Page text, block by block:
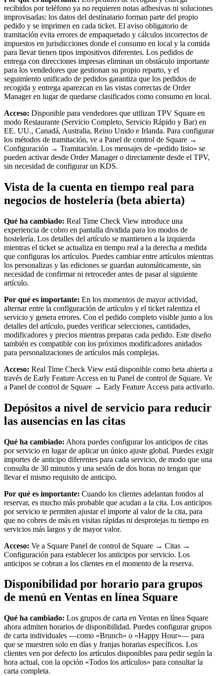
recibidos por teléfono ya no requieren notas adhesivas ni soluciones
improvisadas: los datos del destinatario forman parte del propio
pedido y se imprimen en cada ticket. El aviso obligatorio de
tramitación evita errores de empaquetado y cálculos incorrectos de
impuestos en jurisdicciones donde el consumo en local y la comida
para llevar tienen tipos impositivos diferentes. Los pedidos de
entrega con direcciones impresas eliminan un obstáculo importante
para los vendedores que gestionan su propio reparto, y el
seguimiento unificado de pedidos garantiza que los pedidos de
recogida y entrega aparezcan en las vistas correctas de Order
Manager en lugar de quedarse clasificados como consumo en local.
Acceso: Disponible para vendedores que utilizan TPV Square en
modo Restaurante (Servicio Completo, Servicio Rápido y Bar) en
EE. UU., Canadá, Australia, Reino Unido e Irlanda. Para configurar
los métodos de tramitación, ve a Panel de control de Square →
Configuración → Tramitación. Los mensajes de «pedido listo» se
pueden activar desde Order Manager o directamente desde el TPV,
sin necesidad de configurar un KDS.
Vista de la cuenta en tiempo real para
negocios de hostelería (beta abierta)
Qué ha cambiado: Real Time Check View introduce una
experiencia de cobro en pantalla dividida para los modos de
hostelería. Los detalles del artículo se mantienen a la izquierda
mientras el ticket se actualiza en tiempo real a la derecha a medida
que configuras los artículos. Puedes cambiar entre artículos mientras
los personalizas y las ediciones se guardan automáticamente, sin
necesidad de confirmar ni retroceder antes de pasar al siguiente
artículo.
Por qué es importante: En los momentos de mayor actividad,
alternar entre la configuración de artículos y el ticket ralentiza el
servicio y genera errores. Con el pedido completo visible junto a los
detalles del artículo, puedes verificar selecciones, cantidades,
modificadores y precios mientras preparas cada pedido. Este diseño
también es compatible con los próximos modificadores anidados
para personalizaciones de artículos más complejas.
Acceso: Real Time Check View está disponible como beta abierta a
través de Early Feature Access en tu Panel de control de Square. Ve
a Panel de control de Square → Early Feature Access para activarlo.
Depósitos a nivel de servicio para reducir
las ausencias en las citas
Qué ha cambiado: Ahora puedes configurar los anticipos de citas
por servicio en lugar de aplicar un único ajuste global. Puedes exigir
importes de anticipo diferentes para cada servicio, de modo que una
consulta de 30 minutos y una sesión de dos horas no tengan que
llevar el mismo requisito de anticipo.
Por qué es importante: Cuando los clientes adelantan fondos al
reservar, es mucho más probable que acudan a la cita. Los anticipos
por servicio te permiten ajustar el importe al valor de la cita, para
que no cobres de más en visitas rápidas ni desprotejas tu tiempo en
servicios más largos y de mayor valor.
Acceso: Ve a Square Panel de control de Square → Citas →
Configuración para establecer los anticipos por servicio. Los
anticipos se cobran a los clientes en el momento de la reserva.
Disponibilidad por horario para grupos
de menú en Ventas en línea Square
Qué ha cambiado: Los grupos de carta en Ventas en línea Square
ahora admiten horarios de disponibilidad. Puedes configurar grupos
de carta individuales —como «Brunch» o «Happy Hour»— para
que se muestren solo en días y franjas horarias específicos. Los
clientes ven por defecto los artículos disponibles para pedir según la
hora actual, con la opción «Todos los artículos» para consultar la
carta completa.